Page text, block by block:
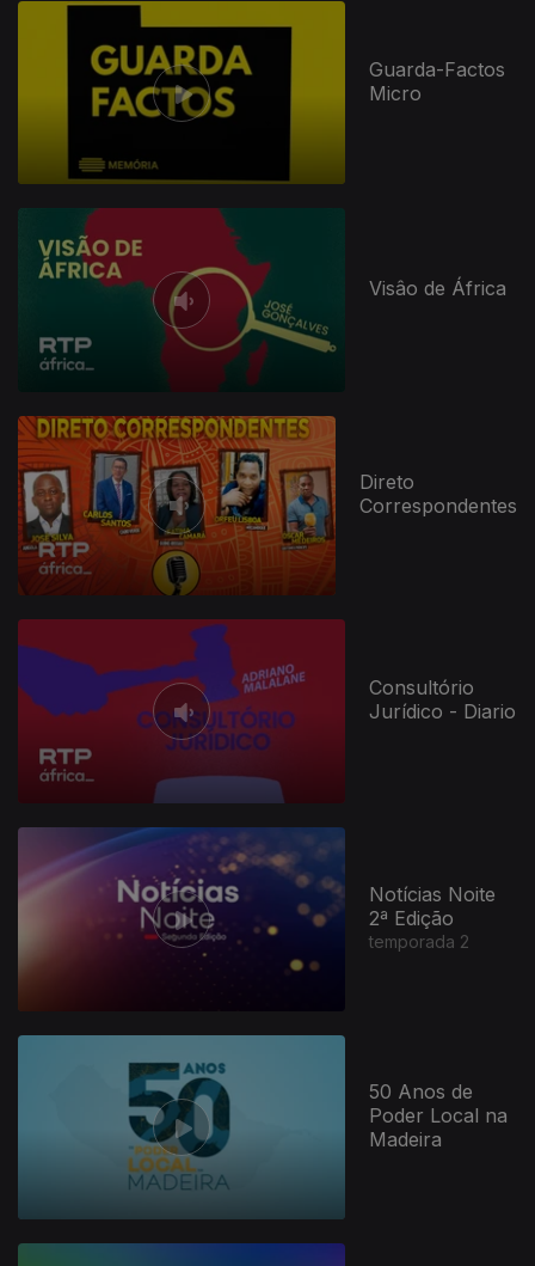
Guarda-Factos
Micro
Visâo de África
Direto
Correspondentes
Consultório
Jurídico - Diario
Notícias Noite
2ª Edição
temporada 2
50 Anos de
Poder Local na
Madeira